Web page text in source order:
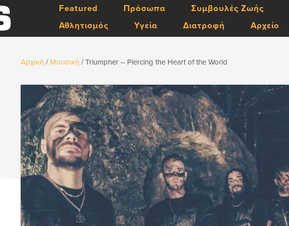
Featured Πρόσωπα Συμβουλές Ζωής
Αθλητισμός
Υγεία Διατροφή Αρχείο
Αρχική / Μουσική /Triumpher – Piercing the Heart of the World